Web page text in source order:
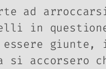
ad
si